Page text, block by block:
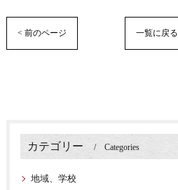
< 前のページ 一覧に戻る
カテゴリー Categories
地域、学校